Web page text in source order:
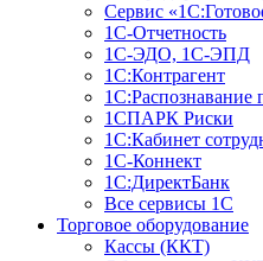
Сервис
1С-Отчетность
1С-ЭДО, 1С-ЭПД
1С:Контрагент
1С:Распознавание
1СПАРК Риски
1С:Кабинет
1С-Коннект
1С:ДиректБанк
Все сервисы 1С
Торговое оборудование
Кассы (ККТ)